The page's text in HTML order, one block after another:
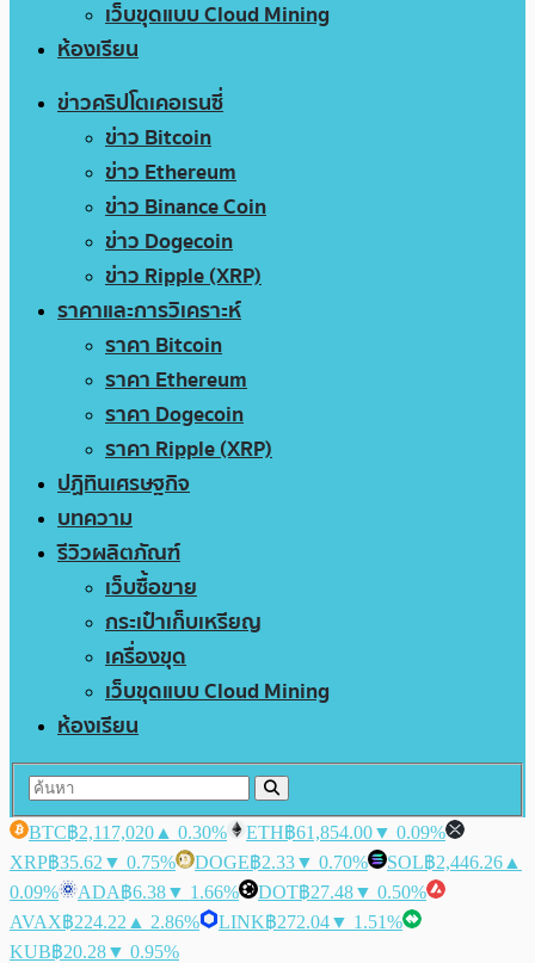
เว็บขุดแบบ Cloud Mining
ห้องเรียน
ข่าวคริปโตเคอเรนซี่
ข่าว Bitcoin
ข่าว Ethereum
ข่าว Binance Coin
ข่าว Dogecoin
ข่าว Ripple (XRP)
ราคาและการวิเคราะห์
ราคา Bitcoin
ราคา Ethereum
ราคา Dogecoin
ราคา Ripple (XRP)
ปฏิทินเศรษฐกิจ
บทความ
รีวิวผลิตภัณฑ์
เว็บซื้อขาย
กระเป๋าเก็บเหรียญ
เครื่องขุด
เว็บขุดแบบ Cloud Mining
ห้องเรียน
BTC฿2,117,020 ▲ 0.30% ETH฿61,854.00▼ 0.09%
XRP฿35.62 ▼ 0.75% DOGE฿2.33▼ 0.70% SOL฿2,446.26 ▲
0.09%
ADA฿6.38▼ 1.66% DOT฿27.48▼ 0.50%
AVAX฿224.22 ▲ 2.86% LINK฿272.04▼ 1.51%
KUB฿20.28▼ 0.95%